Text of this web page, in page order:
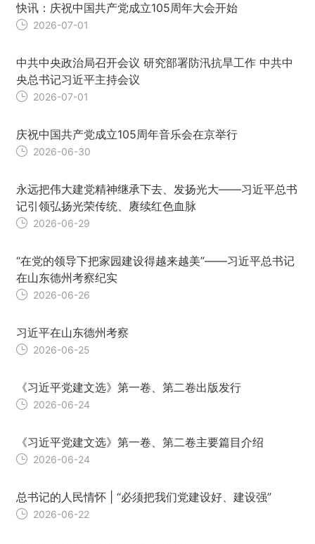
快讯：庆祝中国共产党成立105周年大会开始
2026-07-01
中共中央政治局召开会议 研究部署防汛抗旱工作 中共中
央总书记习近平主持会议
2026-07-01
庆祝中国共产党成立105周年音乐会在京举行
2026-06-30
永远把伟大建党精神继承下去、发扬光大——习近平总书
记引领弘扬光荣传统、赓续红色血脉
2026-06-29
“在党的领导下把家园建设得越来越美”——习近平总书记
在山东德州考察纪实
2026-06-26
习近平在山东德州考察
2026-06-25
《习近平党建文选》第一卷、第二卷出版发行
2026-06-24
《习近平党建文选》第一卷、第二卷主要篇目介绍
2026-06-24
总书记的人民情怀 | “必须把我们党建设好、建设强”
2026-06-22